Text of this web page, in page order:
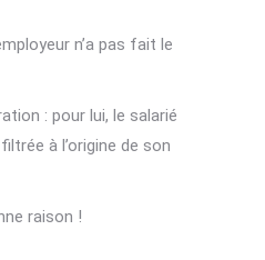
n’a pas fait le
: pour lui, le salarié
à l’origine de son
raison !